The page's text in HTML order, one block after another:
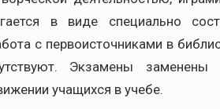
в виде специально
с первоисточниками в
Экзамены заменены
учащихся в учебе.